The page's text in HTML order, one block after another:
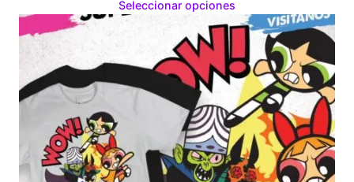
range:
$160.00
through
$280.00
Seleccionar opciones